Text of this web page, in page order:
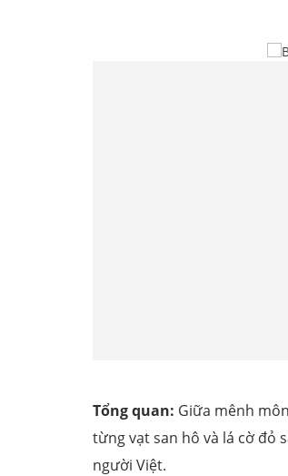
Tổng quan: Giữa mênh
từng vạt san hô và lá cờ đỏ
người Việt.